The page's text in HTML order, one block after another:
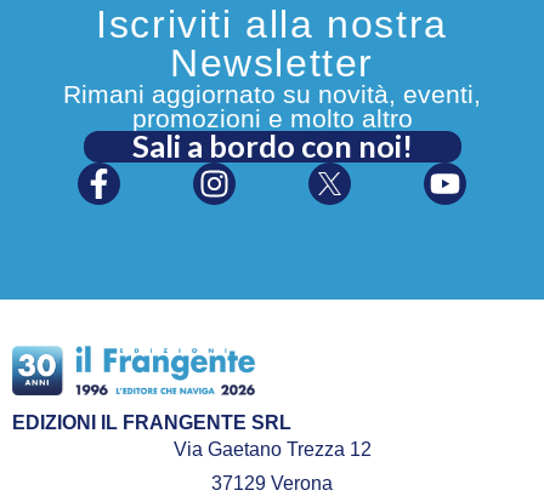
Iscriviti alla nostra
Newsletter
Rimani aggiornato su novità, eventi,
promozioni e molto altro
Sali a bordo con noi!
EDIZIONI IL FRANGENTE SRL
Via Gaetano Trezza 12
37129 Verona